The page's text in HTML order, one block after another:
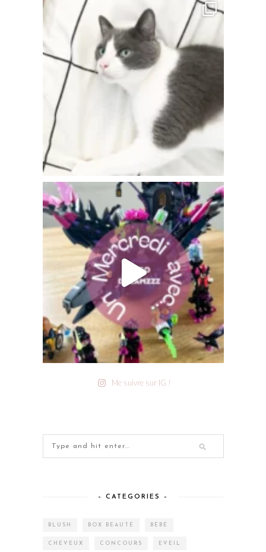
Me suivre sur IG !
– CATEGORIES –
BLUSH BOX BEAUTÉ BÉBÉ
CHEVEUX CONCOURS EVEIL